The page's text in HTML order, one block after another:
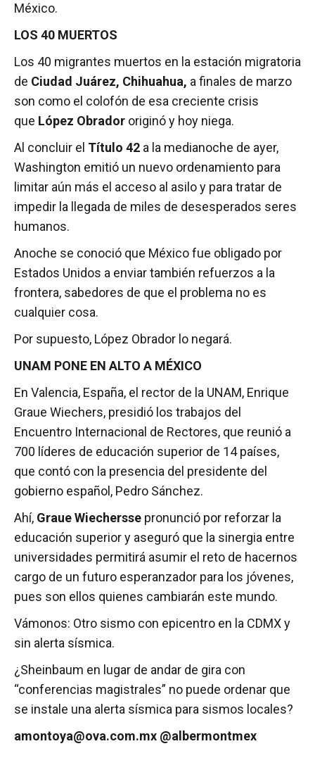
México.
LOS 40 MUERTOS
Los 40 migrantes muertos en la estación migratoria
de Ciudad Juárez, Chihuahua, a finales de marzo
son como el colofón de esa creciente crisis
que López Obrador originó y hoy niega.
Al concluir el Título 42 a la medianoche de ayer,
Washington emitió un nuevo ordenamiento para
limitar aún más el acceso al asilo y para tratar de
impedir la llegada de miles de desesperados seres
humanos.
Anoche se conoció que México fue obligado por
Estados Unidos a enviar también refuerzos a la
frontera, sabedores de que el problema no es
cualquier cosa.
Por supuesto, López Obrador lo negará.
UNAM PONE EN ALTO A MÉXICO
En Valencia, España, el rector de la UNAM, Enrique
Graue Wiechers, presidió los trabajos del
Encuentro Internacional de Rectores, que reunió a
700 líderes de educación superior de 14 países,
que contó con la presencia del presidente del
gobierno español, Pedro Sánchez.
Ahí, Graue Wiechersse pronunció por reforzar la
educación superior y aseguró que la sinergia entre
universidades permitirá asumir el reto de hacernos
cargo de un futuro esperanzador para los jóvenes,
pues son ellos quienes cambiarán este mundo.
Vámonos: Otro sismo con epicentro en la CDMX y
sin alerta sísmica.
¿Sheinbaum en lugar de andar de gira con
“conferencias magistrales” no puede ordenar que
se instale una alerta sísmica para sismos locales?
amontoya@ova.com.mx @albermontmex